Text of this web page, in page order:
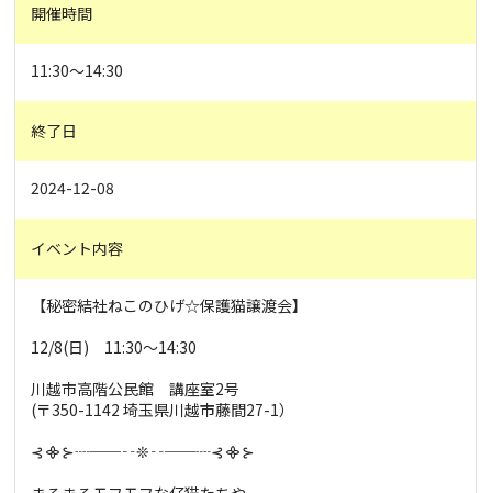
開催時間
11:30～14:30
終了日
2024-12-08
イベント内容
【秘密結社ねこのひげ☆保護猫譲渡会】
12/8(日) 11:30～14:30
川越市高階公民館 講座室2号
(〒350-1142 埼玉県川越市藤間27-1）
⊰᯽⊱┈──╌❊╌──┈⊰᯽⊱